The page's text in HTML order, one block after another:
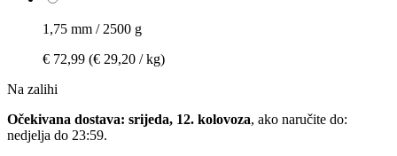
1,75 mm / 2500 g
€ 72,99 (€ 29,20 / kg)
Na zalihi
Očekivana dostava: srijeda, 12. kolovoza, ako naručite do:
nedjelja do 23:59.